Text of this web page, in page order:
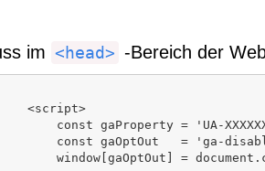
im <head> -Bereich der